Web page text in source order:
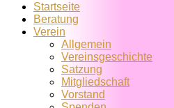
Startseite
Beratung
Verein
Allgemein
Vereins­geschichte
Satzung
Mitglied­schaft
Vorstand